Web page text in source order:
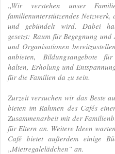
„Wir verstehen unser
familienunterstützendes
und gebündelt wird. Dabei
gesetzt: Raum für Begegnung und
und Organisationen
anbieten,
Bildungsangebote
halten, Erholung und
für die Familien da zu sein.
Zurzeit versuchen wir das Beste
bieten im Rahmen des Cafés
Zusammenarbeit mit der
für Eltern an. Weitere Ideen
Café bietet außerdem einige
„Mietregalelädchen“ an.